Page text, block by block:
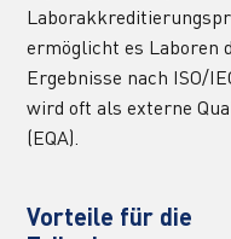
ermöglicht es Laboren
Ergebnisse nach ISO/
wird oft als externe
(EQA).
Vorteile für die